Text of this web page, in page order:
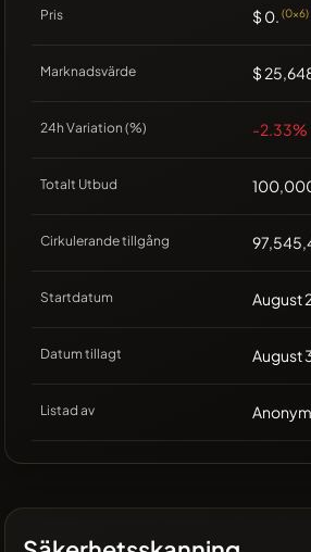
Pris $ 0. (0x6)
Marknadsvärde $
24h Variation (%) -2.33%
Totalt Utbud
Cirkulerande tillgång
Startdatum August
Datum tillagt August
Listad av Anonym